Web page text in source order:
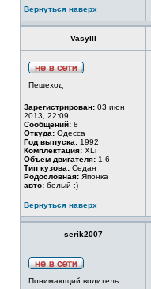
Вернуться наверх
Vasylll
Пешеход
Зарегистрирован: 03 июн
2013, 22:09
Сообщений: 8
Откуда: Одесса
Год выпуска: 1992
Комплектация: XLi
Объем двигателя: 1.6
Тип кузова: Седан
Родословная: Японка
авто: белый :)
Вернуться наверх
serik2007
Понимающий водитель